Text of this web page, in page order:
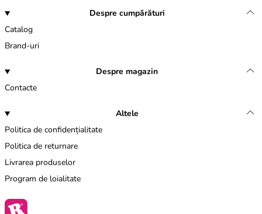
Despre cumpărături
Catalog
Brand-uri
Despre magazin
Contacte
Altele
Politica de confidențialitate
Politica de returnare
Livrarea produselor
Program de loialitate